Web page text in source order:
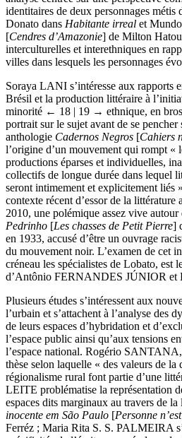
identitaires de deux personnages métis
Donato dans Habitante irreal et
[Cendres d’Amazonie] de Milton
interculturelles et interethniques en
villes dans lesquels les personnages
Soraya LANI s’intéresse aux rapports
Brésil et la production littéraire à
minorité ← 18 | 19 → ethnique, en
portrait sur le sujet avant de se pencher
anthologie Cadernos Negros [Cahiers
l’origine d’un mouvement qui rompt «
productions éparses et individuelles,
collectifs de longue durée dans lequel
seront intimement et explicitement liés
contexte récent d’essor de la
2010, une polémique assez vive autour
Pedrinho [Les chasses de Petit Pierre]
en 1933, accusé d’être un ouvrage
du mouvement noir. L’examen de cet
créneau les spécialistes de Lobato, est
d’Antônio FERNANDES JÚNIOR et
Plusieurs études s’intéressent aux
l’urbain et s’attachent à l’analyse des
de leurs espaces d’hybridation et
l’espace public ainsi qu’aux tensions
l’espace national. Rogério
thèse selon laquelle « des valeurs de
régionalisme rural font partie d’une
LEITE problématise la représentation
espaces dits marginaux au travers de la
inocente em São Paulo [Personne
Ferréz ; Maria Rita S. S. PALMEIRA